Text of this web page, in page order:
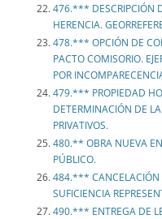
476.*** DESCRIPCIÓN
HERENCIA.
478.*** OPCIÓN DE
PACTO COMISORIO.
POR
479.*** PROPIEDAD
DETERMINACIÓN DE
PRIVATIVOS.
480.** OBRA NUEVA
PÚBLICO.
484.*** CANCELACIÓN
SUFICIENCIA
490.*** ENTREGA DE